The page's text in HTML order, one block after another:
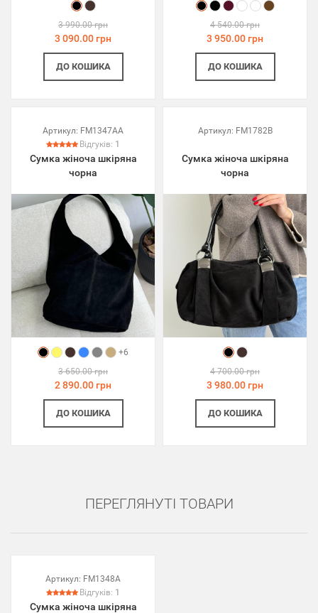
3 990.00 грн
3 090.00 грн
ДО КОШИКА
4 540.00 грн
3 950.00 грн
ДО КОШИКА
Артикул: FM1347AA
Відгуків: 1
Сумка жіноча шкіряна
чорна
+6
3 650.00 грн
2 890.00 грн
ДО КОШИКА
Артикул: FM1782B
Сумка жіноча шкіряна
чорна
4 700.00 грн
3 980.00 грн
ДО КОШИКА
ПЕРЕГЛЯНУТІ ТОВАРИ
Артикул: FM1348A
Відгуків: 1
Сумка жіноча шкіряна